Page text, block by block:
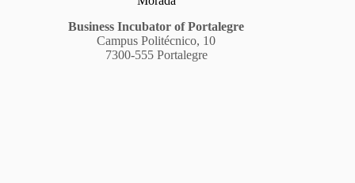
Business Incubator of Portalegre
Campus Politécnico, 10
7300-555 Portalegre